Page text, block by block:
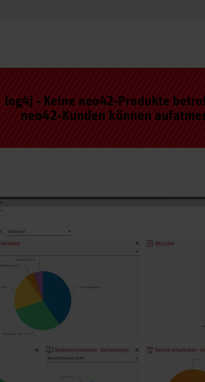
log4j - Keine neo42-Produkte
neo42-Kunden können